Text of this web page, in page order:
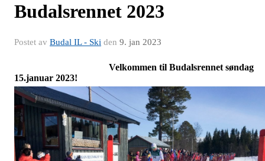
Budalsrennet 2023
Postet av Budal IL - Ski den 9. jan 2023
Velkommen til Budalsrennet søndag
15.januar 2023!